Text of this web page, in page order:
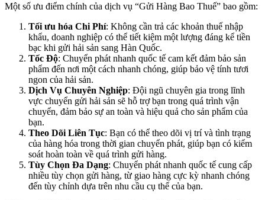
Một số ưu điểm chính của dịch vụ “Gửi Hàng Bao Thuế” bao gồm:
Tối ưu hóa Chi Phí: Không cần trả các khoản thuế nhập
khẩu, doanh nghiệp có thể tiết kiệm một lượng đáng kể tiền
bạc khi gửi hải sản sang Hàn Quốc.
Tốc Độ: Chuyển phát nhanh quốc tế cam kết đảm bảo sản
phẩm đến nơi một cách nhanh chóng, giúp bảo vệ tính tươi
ngon của hải sản.
Dịch Vụ Chuyên Nghiệp: Đội ngũ chuyên gia trong lĩnh
vực chuyển gửi hải sản sẽ hỗ trợ bạn trong quá trình vận
chuyển, đảm bảo sự an toàn và hiệu quả cho sản phẩm của
bạn.
Theo Dõi Liên Tục: Bạn có thể theo dõi vị trí và tình trạng
của hàng hóa trong thời gian chuyển phát, giúp bạn có kiểm
soát hoàn toàn về quá trình gửi hàng.
Tùy Chọn Đa Dạng: Chuyển phát nhanh quốc tế cung cấp
nhiều tùy chọn gửi hàng, từ giao hàng cực kỳ nhanh chóng
đến tùy chỉnh dựa trên nhu cầu cụ thể của bạn.